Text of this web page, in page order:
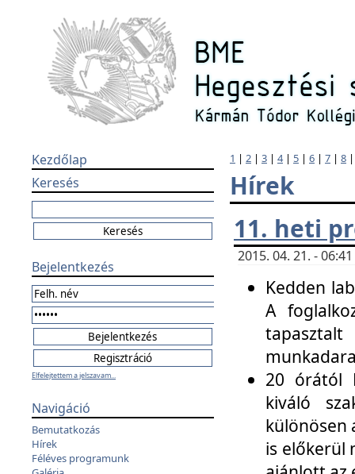
Kezdőlap
Keresés
Bejelentkezés
Elfelejtettem a jelszavam...
Navigáció
Bemutatkozás
Hírek
Féléves programunk
1 | 2 | 3 | 4| 5 | 6 | 7 | 8
Hírek
11. heti
2015. 04. 21. -
Kedden
A
20 órától
kiváló
különösen
is előkerül